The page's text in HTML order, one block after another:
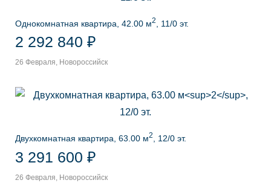
Однокомнатная квартира, 42.00 м2 , 11/0 эт.
2 292 840 ₽
26 Февраля, Новороссийск
Двухкомнатная квартира, 63.00 м2 , 12/0 эт.
3 291 600 ₽
26 Февраля, Новороссийск